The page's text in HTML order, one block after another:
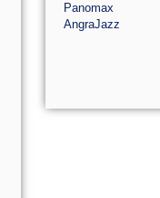
Panomax
AngraJazz